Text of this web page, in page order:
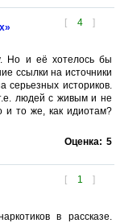
[ 4 ]
Но и её хотелось бы
ссылки на источники
серьезных историков.
людей с живым и не
то же, как идиотам?
Оценка: 5
[ 1 ]
в рассказе.